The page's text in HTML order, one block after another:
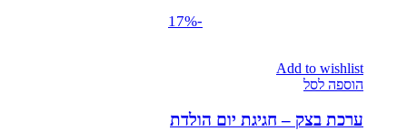
-17%
Add to wishlist
הוספה לסל
ערכת בצק – חגיגת יום הולדת